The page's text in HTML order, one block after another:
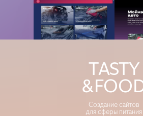
TASTY
Создание сайтов
для сферы питания
Blender